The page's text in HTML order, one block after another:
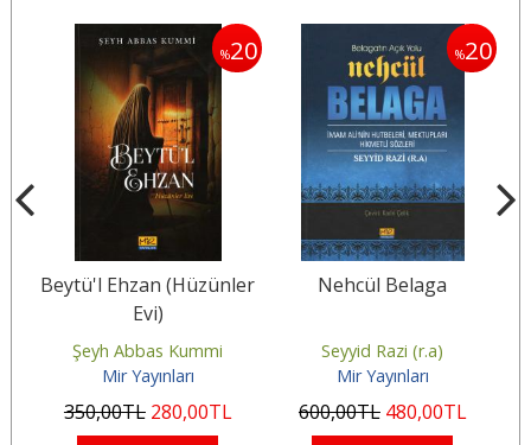
%20
Beytü'l Ehzan (Hüzünler
Evi)
Şeyh Abbas Kummi
Mir Yayınları
350,00TL 280,00TL
%20
Nehcül Belaga
Seyyid Razi (r.a)
Mir Yayınları
600,00TL 480,00TL